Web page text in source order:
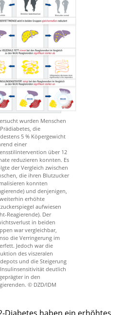
wurden Menschen
die
5 % Köpergewicht
einer
über 12
reduzieren konnten. Es
der Vergleich zwischen
die ihren Blutzucker
konnten
und denjenigen,
erhöhte
aufwiesen
Reagierende). Der
in beiden
war vergleichbar,
die Verringerung im
Jedoch war die
des viszeralen
und die Steigerung
deutlich
in den
© DZD/IDM